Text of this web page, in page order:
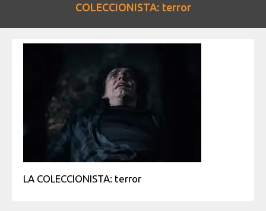
COLECCIONISTA: terror
LA COLECCIONISTA: terror